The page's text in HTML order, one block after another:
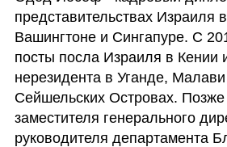
представительствах Израиля
Вашингтоне и Сингапуре. С
посты посла Израиля в Кении
нерезидента в Уганде,
Сейшельских Островах.
заместителя генерального
руководителя департамента